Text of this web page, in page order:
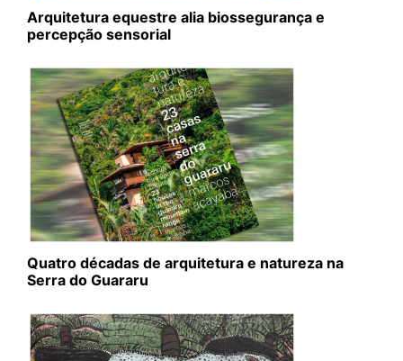
Arquitetura equestre alia biossegurança e
percepção sensorial
Quatro décadas de arquitetura e natureza na
Serra do Guararu